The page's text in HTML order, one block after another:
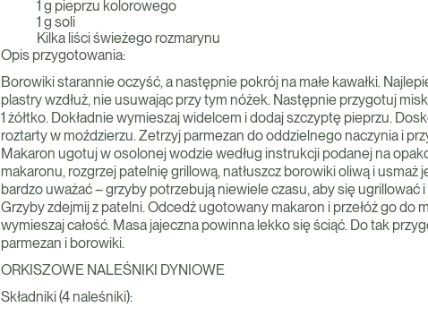
1 g pieprzu kolorowego
1 g soli
Kilka liści świeżego rozmarynu
Opis przygotowania:
Borowiki starannie oczyść, a następnie pokrój na małe kawałki.
plastry wzdłuż, nie usuwając przy tym nóżek. Następnie przygotuj
1 żółtko. Dokładnie wymieszaj widelcem i dodaj szczyptę pieprzu.
roztarty w moździerzu. Zetrzyj parmezan do oddzielnego naczynia i
Makaron ugotuj w osolonej wodzie według instrukcji podanej na
makaronu, rozgrzej patelnię grillową, natłuszcz borowiki oliwą i usmaż
bardzo uważać – grzyby potrzebują niewiele czasu, aby się
Grzyby zdejmij z patelni. Odcedź ugotowany makaron i przełóż go do
wymieszaj całość. Masa jajeczna powinna lekko się ściąć. Do tak
parmezan i borowiki.
ORKISZOWE NALEŚNIKI DYNIOWE
Składniki (4 naleśniki):